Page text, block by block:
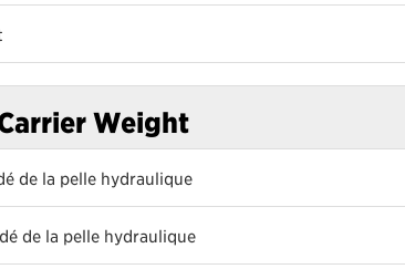
Weight
de la pelle hydraulique
de la pelle hydraulique